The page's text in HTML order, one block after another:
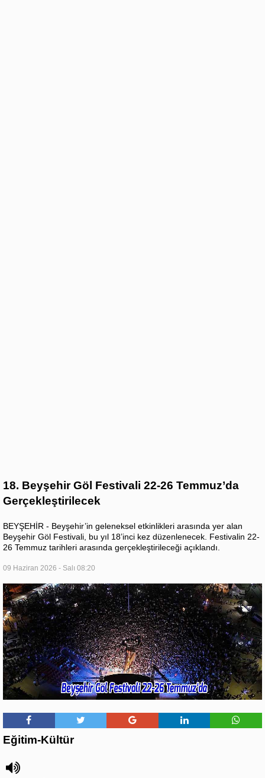
18. Beyşehir Göl Festivali 22-26 Temmuz’da
Gerçekleştirilecek
BEYŞEHİR - Beyşehir’in geleneksel etkinlikleri arasında yer alan
Beyşehir Göl Festivali, bu yıl 18’inci kez düzenlenecek. Festivalin 22-
26 Temmuz tarihleri arasında gerçekleştirileceği açıklandı.
09 Haziran 2026 - Salı 08:20
Eğitim-Kültür